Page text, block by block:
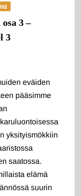
3 –
3
eväiden
pääsimme
yksityismökkiin
saatossa.
elämä
suurin